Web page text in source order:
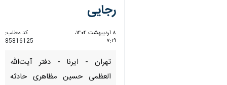
رجایی
۸ اردیبهشت ۱۴۰۴،
۷:۱۹
کد مطلب:
85816125
تهران - ایرنا - دفتر آیت‌الله
العظمی حسین مظاهری حادثه